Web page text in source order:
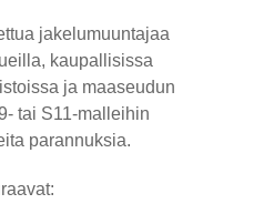
jakelumuuntajaa
kaupallisissa
ja maaseudun
tai S11-malleihin
parannuksia.